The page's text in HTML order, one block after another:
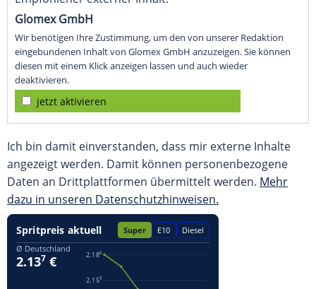
Glomex GmbH
Wir benötigen Ihre Zustimmung, um den von unserer Redaktion
eingebundenen Inhalt von Glomex GmbH anzuzeigen. Sie können
diesen mit einem Klick anzeigen lassen und auch wieder
deaktivieren.
jetzt aktivieren
Ich bin damit einverstanden, dass mir externe Inhalte
angezeigt werden. Damit können personenbezogene
Daten an Drittplattformen übermittelt werden. Mehr
dazu in unseren Datenschutzhinweisen.